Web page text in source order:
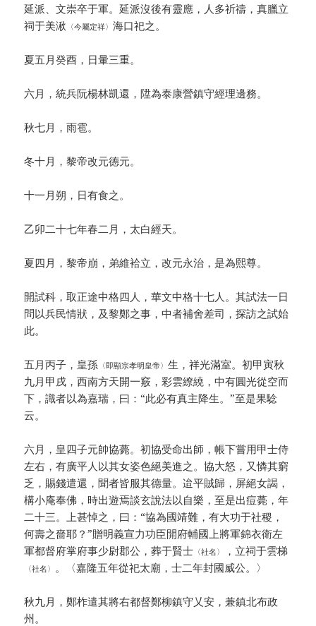
延派、文崇卒于軍。延派沒後有靈應，人多祈禱，真臘立
祠于美湫 〈今屬定祥〉海口祀之。
夏五月癸酉，日暈三重。
六月，統兵阮楊林凱還，陞為泰康營鎮守經理邊務。
秋七月，雨雹。
冬十月，黎帝改元德元。
十一月朔，日有食之。
乙卯二十七年春二月，太白經天。
夏四月，黎帝崩，弟維袷立，改元永治，是為熙尊。
開試科，取正途中格四人，華文中格十七人。其試法一日
問以兵民情狀，及黎鄭之事，中者補舍差司，探訪之試始
此。
五月丙子，皇孫 〈即顯宗孝明皇帝〉生，祥光滿室。初甲寅秋
九月甲戌，西南方天開一竅，彩雲繚繞，中有圓光從空而
下，識者以為嘉瑞，曰：“此必有真主降生。”至是果騐
云。
六月，皇四子元帥協薨。初協受命出師，帳下嘗用甲士侍
左右，有廣平人以其女姿色絕美進之。協大怒，又憐其窮
乏，賜錢遣還，聞者皆服其德量。迨平賊歸，屏絕女謁，
構小庵奉佛，時出遊焉談玄說法以自樂，至是出痘薨，年
二十三。上甚悼之，曰：“協為國靖難，有大功于社稷，
何壽之嗇耶？”贈明義宣力功臣開府輔國上將軍錦衣衛左
軍都督府掌府事少尉郡公，葬于賢士 〈社名〉 ，立祠于雲梯
〈社名〉 。〈嘉隆五年從祀太廟，士二年封國威公。〉
秋九月，鄭柞遣其將右都督鄭柳鎮守乂安，兼鎮北布政
州。